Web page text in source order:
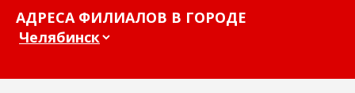
АДРЕСА ФИЛИАЛОВ В ГОРОДЕ